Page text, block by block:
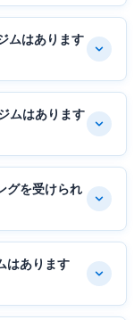
ムはあります
ムはあります
グを受けられ
はあります